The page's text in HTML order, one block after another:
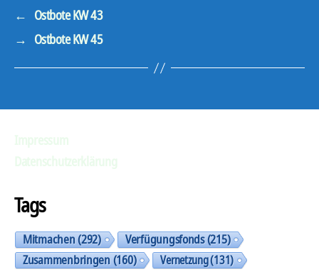
← Ostbote KW 43
→ Ostbote KW 45
Tags
Mitmachen(292) Verfügungsfonds(215)
Zusammenbringen(160) Vernetzung(131)